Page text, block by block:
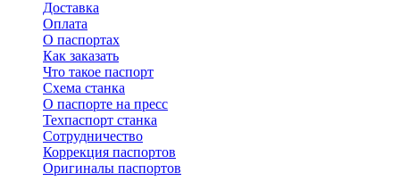
Доставка
Оплата
О паспортах
Как заказать
Что такое паспорт
Схема станка
О паспорте на пресс
Техпаспорт станка
Сотрудничество
Коррекция паспортов
Оригиналы паспортов